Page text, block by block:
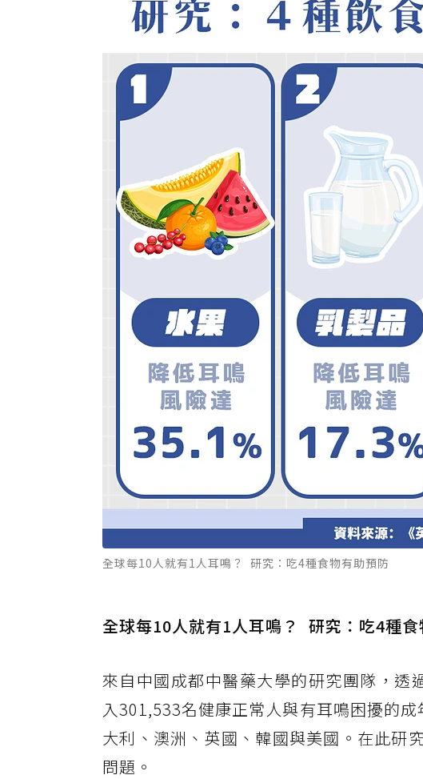
全球每10人就有1人耳鳴？ 研究：吃4種食物有助預防
全球每10人就有1人耳鳴？ 研究：吃4種食
來自中國成都中醫藥大學的研究團隊，透
入301,533名健康正常人與有耳鳴困擾的
大利、澳洲、英國、韓國與美國。在此研
問題。